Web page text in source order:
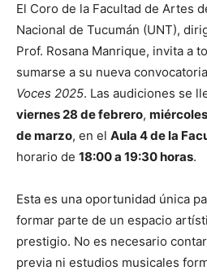
El Coro de la Facultad de Artes
Nacional de Tucumán (UNT),
Prof. Rosana Manrique, invita a
sumarse a su nueva
Voces 2025. Las audiciones se
viernes 28 de febrero,
de marzo, en el Aula 4 de la
horario de 18:00 a 19:30 horas.
Esta es una oportunidad única
formar parte de un espacio
prestigio. No es necesario
previa ni estudios musicales